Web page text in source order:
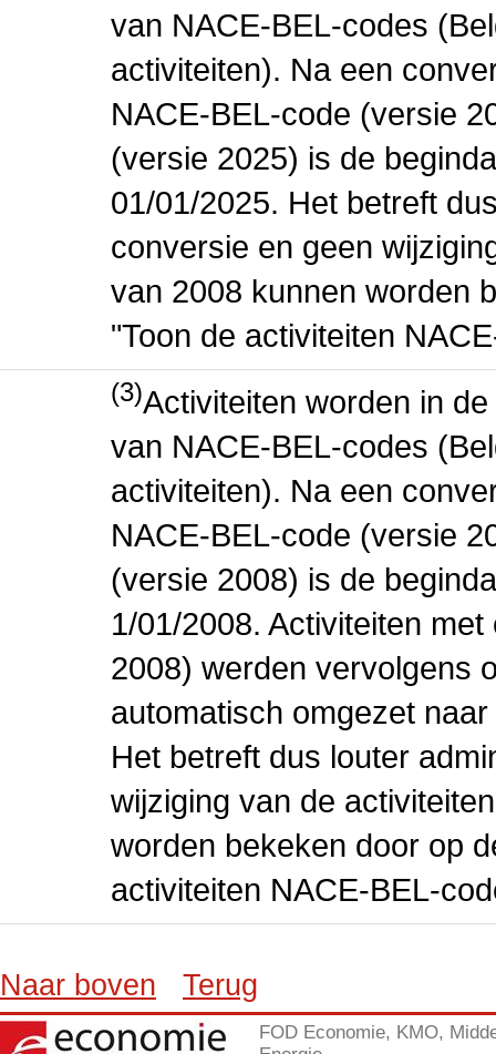
van NACE-BEL-codes
activiteiten). Na een
NACE-BEL-code (versie
(versie 2025) is de
01/01/2025. Het betreft
conversie en geen
van 2008 kunnen worden
"Toon de activiteiten
(3)Activiteiten worden in
van NACE-BEL-codes
activiteiten). Na een
NACE-BEL-code (versie
(versie 2008) is de
1/01/2008. Activiteiten
2008) werden vervolgens
automatisch omgezet
Het betreft dus louter
wijziging van de
worden bekeken door op
activiteiten NACE-BEL-
Naar boven Terug
FOD Economie, KMO,